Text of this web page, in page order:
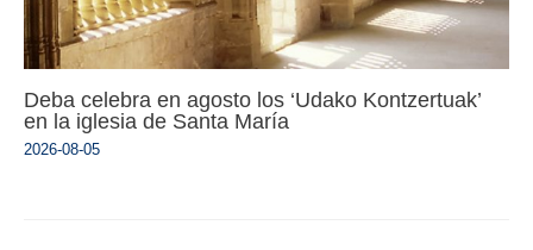
Deba celebra en agosto los ‘Udako Kontzertuak’
en la iglesia de Santa María
2026-08-05